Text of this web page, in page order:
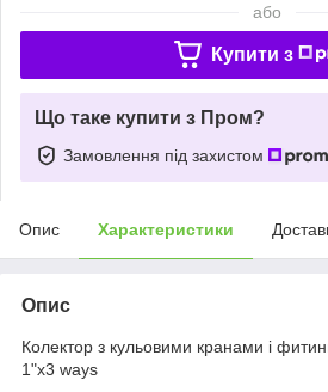
або
Купити з
Що таке купити з Пром?
Замовлення під захистом
Опис Характеристики
Опис
Колектор з кульовими кранами і
1"x3 ways